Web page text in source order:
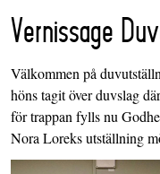
Vernissage
Välkommen på
höns tagit över duvslag
för trappan fylls nu
Nora Loreks utställning